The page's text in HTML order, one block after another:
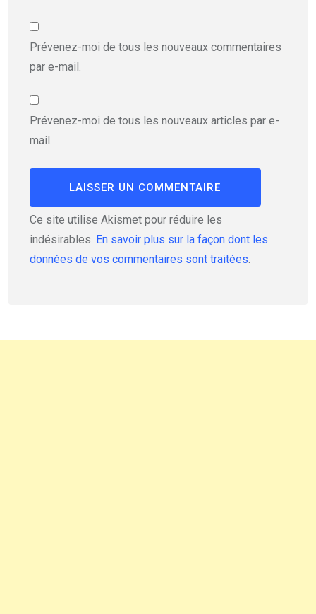
Prévenez-moi de tous les nouveaux commentaires
par e-mail.
Prévenez-moi de tous les nouveaux articles par e-
mail.
Ce site utilise Akismet pour réduire les
indésirables. En savoir plus sur la façon dont les
données de vos commentaires sont traitées